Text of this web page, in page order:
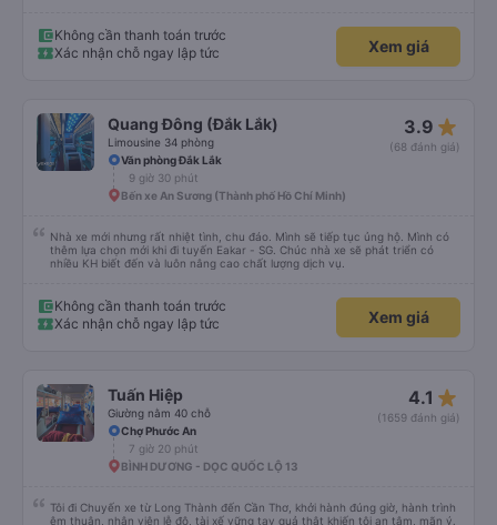
Không cần thanh toán trước
Xác nhận chỗ ngay lập tức
Xem giá
Quang Đông (Đắk Lắk)
Limousine 34 phòng
3.9 star_rate
(68 đánh giá)
Văn phòng Đắk Lắk
9 giờ 30 phút
Bến xe An Sương (Thành phố Hồ Chí Minh)
Nhà xe mới nhưng rất nhiệt tình, chu đáo. Mình sẽ tiếp tục ủng hộ. Mình có
thêm lựa chọn mới khi đi tuyến Eakar - SG. Chúc nhà xe sẽ phát triển có
nhiều KH biết đến và luôn nâng cao chất lượng dịch vụ.
Không cần thanh toán trước
Xác nhận chỗ ngay lập tức
Xem giá
Tuấn Hiệp
Giường nằm 40 chỗ
4.1 star_rate
(1659 đánh giá)
Chợ Phước An
7 giờ 20 phút
BÌNH DƯƠNG - DỌC QUỐC LỘ 13
Tôi đi Chuyến xe từ Long Thành đến Cần Thơ, khởi hành đúng giờ, hành trình
êm thuận, nhân viên lễ độ, tài xế vững tay quả thật khiến tôi an tâm, mãn ý.